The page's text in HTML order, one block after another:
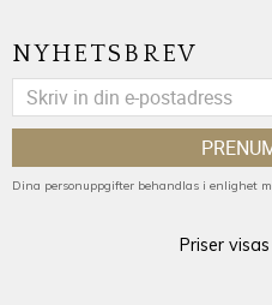
NYHETSBREV
Dina personuppgifter behandlas i enlighet
Priser visas